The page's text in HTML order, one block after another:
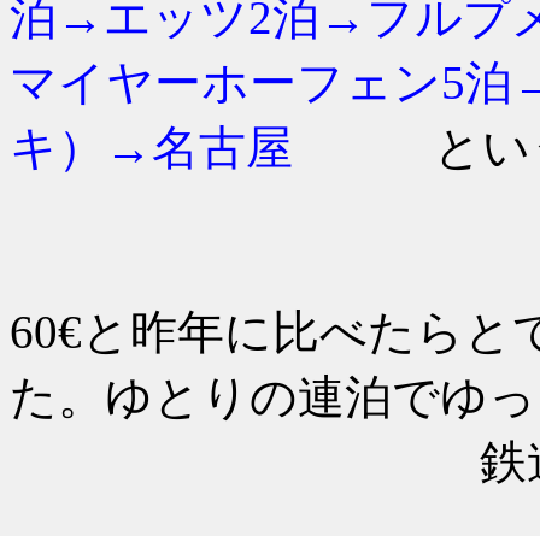
泊→エッツ2泊→フルプ
マイヤーホーフェン5
キ）→名古屋
という
60€と昨年に比べたらと
た。ゆとりの連泊でゆ
鉄道チケ